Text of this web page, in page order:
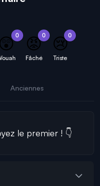
0
😲 0
😡
Fâché
0
😢
Triste
Anciennes
le premier ! 👇